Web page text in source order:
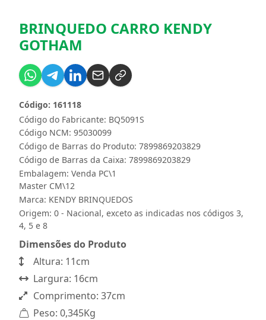
BRINQUEDO CARRO KENDY
GOTHAM
Código do Fabricante: BQ5091S
Código: 161118
Código NCM: 95030099
Código de Barras do Produto: 7899869203829
Código de Barras da Caixa: 7899869203829
Embalagem: Venda PC\1
Master CM\12
Marca: KENDY BRINQUEDOS
Origem: 0 - Nacional, exceto as indicadas nos códigos 3,
4, 5 e 8
Dimensões do Produto
Altura: 11cm
Largura: 16cm
Comprimento: 37cm
Peso: 0,345Kg